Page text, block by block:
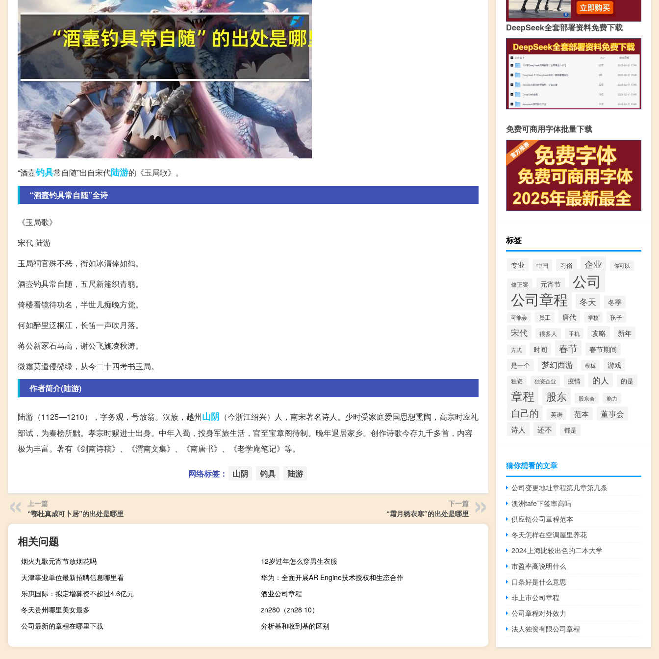
“酒壼钓具常自随”出自宋代陆游的《玉局歌》。
“酒壼钓具常自随”全诗
《玉局歌》
宋代 陆游
玉局祠官殊不恶，衔如冰清俸如鹤。
酒壼钓具常自随，五尺新篷织青篛。
倚楼看镜待功名，半世儿痴晚方觉。
何如醉里泛桐江，长笛一声吹月落。
蒋公新冢石马高，谢公飞旐凌秋涛。
微霜莫遣侵鬓绿，从今二十四考书玉局。
作者简介(陆游)
陆游（1125—1210），字务观，号放翁。汉族，越州山阴 （今浙江绍兴）人，南宋著名诗人。少时受家庭爱国思想熏陶，高宗时应礼
部试，为秦桧所黜。孝宗时赐进士出身。中年入蜀，投身军旅生活，官至宝章阁待制。晚年退居家乡。创作诗歌今存九千多首，内容
极为丰富。著有《剑南诗稿》、《渭南文集》、《南唐书》、《老学庵笔记》等。
网络标签： 山阴 钓具 陆游
上一篇
“鄠杜真成可卜居”的出处是哪里
下一篇
“霜月绣衣寒”的出处是哪里
相关问题
烟火九歌元宵节放烟花吗
12岁过年怎么穿男生衣服
天津事业单位最新招聘信息哪里看
华为：全面开展AR Engine技术授权和生态合作
乐惠国际：拟定增募资不超过4.6亿元
酒业公司章程
冬天贵州哪里美女最多
zn280（zn28 10）
公司最新的章程在哪里下载
分析基和收到基的区别
DeepSeek全套部署资料免费下载
免费可商用字体批量下载
标签
专业 中国 习俗 企业 你可以
修正案 元宵节 公司
公司章程 冬天 冬季
可能会 员工 唐代 学校 孩子
宋代 很多人 手机 攻略 新年
方式 时间 春节 春节期间
是一个 梦幻西游 模板 游戏
独资 独资企业 疫情 的人 的是
章程 股东 股东会 能力
自己的 英语 范本 董事会
诗人 还不 都是
猜你想看的文章
公司变更地址章程第几章第几条
澳洲tafe下签率高吗
供应链公司章程范本
冬天怎样在空调屋里养花
2024上海比较出色的二本大学
市盈率高说明什么
口条好是什么意思
非上市公司章程
公司章程对外效力
法人独资有限公司章程